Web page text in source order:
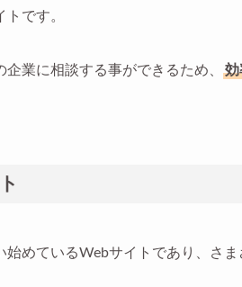
です。
業に相談する事ができるため、
効
めているWebサイトであり、さま